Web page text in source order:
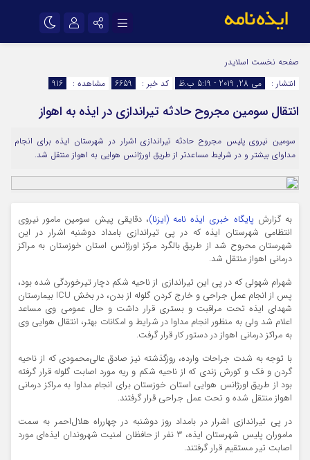
اینستاگرام
سروش
ایتا
آپارات
اپلیکیشن رمز عبور
صفحه نخست اسلایدر
انتشار :
می 28, 2019 - 5:19 ب.ظ کد خبر : 6659 مشاهده : 916
انتقال سومین مجروح حادثه تیراندازی در ایذه به اهواز
سومین نیروی پلیس مجروح حادثه تیراندازی اشرار در شهرستان ایذه برای انجام
مداوای بیشتر و در شرایط مساعدتر از طریق اورژانس هوایی به اهواز منتقل شد.
به گزارش پایگاه خبری ایذه نامه (ایزنا)، دقایقی پیش سومین مامور نیروی
انتظامی شهرستان ایذه که در پی تیراندازی بامداد دوشنبه اشرار در این
شهرستان محروح شد از طریق بالگرد مرکز اورژانس استان خوزستان به مراکز
درمانی اهواز منتقل شد.
شهرام شهولی که در پی این تیراندازی از ناحیه شکم دچار تیرخوردگی شده بود،
پس از انجام عمل جراحی و خارج کردن گلوله از بدن، در بخش ICU بیمارستان
شهدای ایذه تحت مراقبت و بستری قرار داشت و حال عمومی وی مساعد
اعلام شد ولی به منظور انجام مداوا در شرایط و امکانات بهتر، انتقال هوایی وی
به مراکز درمانی اهواز در دستور کار قرار گرفت.
با توجه به شدت جراحات وارده، روزگذشته نیز صادق عالی‌محمودی که از ناحیه
گردن و فک و کورش زندی که از ناحیه شکم و ریه مورد اصابت گلوله قرار گرفته
بود از طریق اورژانس هوایی استان خوزستان برای انجام مداوا به مراکز درمانی
اهواز منتقل شده و تحت عمل جراحی قرار گرفتند.
در پی تیراندازی اشرار در بامداد روز دوشنبه در چهارراه هلال‌احمر به سمت
ماموران پلیس شهرستان ایذه، 3 نفر از حافظان امنیت شهروندان ایذه‌ای مورد
اصابت تیر مستقیم قرار گرفتند.